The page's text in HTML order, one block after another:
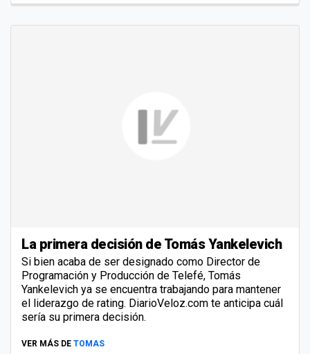
La primera decisión de Tomás Yankelevich
Si bien acaba de ser designado como Director de
Programación y Producción de Telefé, Tomás
Yankelevich ya se encuentra trabajando para mantener
el liderazgo de rating. DiarioVeloz.com te anticipa cuál
sería su primera decisión.
VER MÁS DE TOMAS